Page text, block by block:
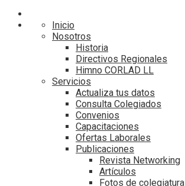
Inicio
Nosotros
Historia
Directivos Regionales
Himno CORLAD LL
Servicios
Actualiza tus datos
Consulta Colegiados
Convenios
Capacitaciones
Ofertas Laborales
Publicaciones
Revista Networking
Artículos
Fotos de colegiatura